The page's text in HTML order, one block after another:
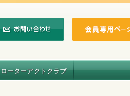
ローターアクトクラブ